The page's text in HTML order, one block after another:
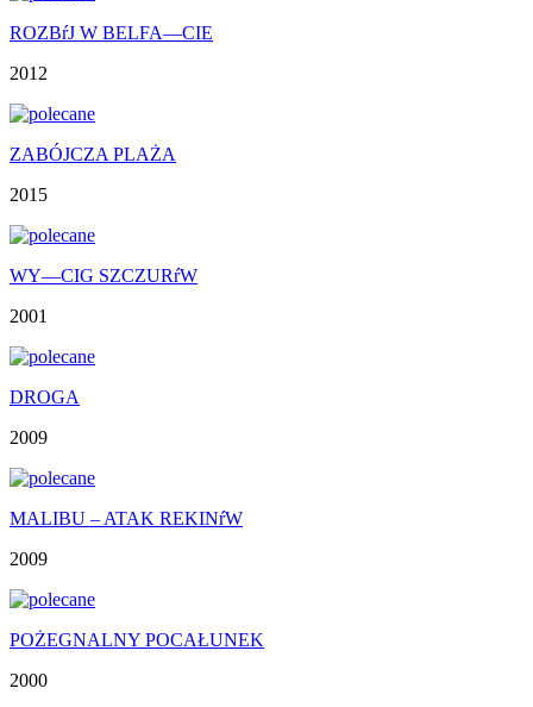
ROZBŕJ W BELFA—CIE
2012
ZABÓJCZA PLAŻA
2015
WY—CIG SZCZURŕW
2001
DROGA
2009
MALIBU – ATAK REKINŕW
2009
POŻEGNALNY POCAŁUNEK
2000